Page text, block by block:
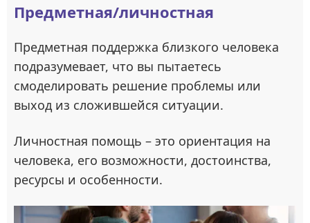
Предметная/личностная
Предметная поддержка близкого человека
подразумевает, что вы пытаетесь
смоделировать решение проблемы или
выход из сложившейся ситуации.
Личностная помощь – это ориентация на
человека, его возможности, достоинства,
ресурсы и особенности.